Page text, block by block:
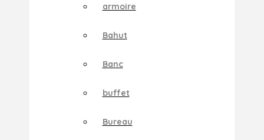
armoire
Bahut
Banc
buffet
Bureau